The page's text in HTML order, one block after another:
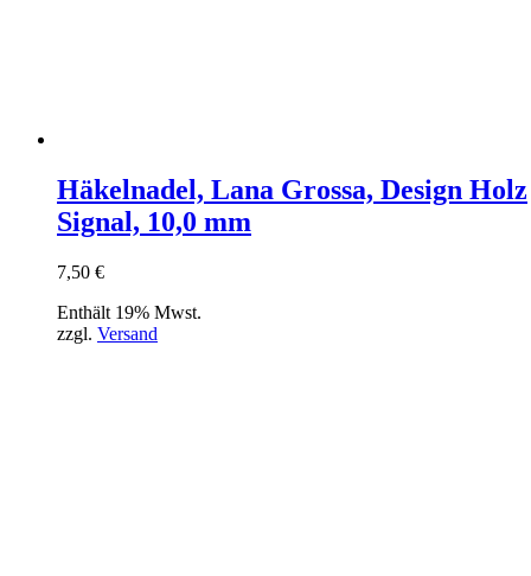
Häkelnadel, Lana Grossa, Design Holz
Signal, 10,0 mm
7,50 €
Enthält 19% Mwst.
zzgl. Versand